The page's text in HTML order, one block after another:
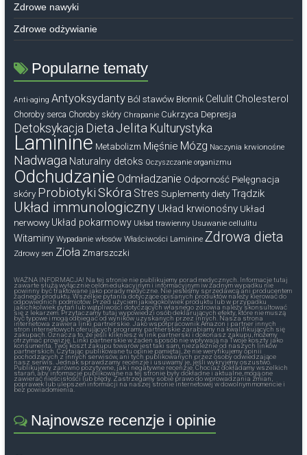
Zdrowe nawyki
Zdrowe odżywianie
Popularne tematy
Anti-aging Antyoksydanty Ból stawów Błonnik Cellulit Cholesterol
Choroby serca Choroby skóry Chrapanie Cukrzyca Depresja
Detoksykacja Dieta Jelita Kulturystyka
Laminine Metabolizm Mięśnie Mózg Naczynia krwionośne
Nadwaga Naturalny detoks Oczyszczanie organizmu
Odchudzanie Odmładzanie Odporność Pielęgnacja
skóry Probiotyki Skóra Stres Suplementy diety Trądzik
Układ immunologiczny Układ krwionośny Układ
nerwowy Układ pokarmowy Układ trawienny Usuwanie cellulitu
Witaminy Wypadanie włosów Właściwości Laminine Zdrowa dieta
Zdrowy sen Zioła Zmarszczki
WAŻNA INFORMACJA! Na tej stronie nie publikujemy porad medycznych. Informacje tutaj
zawarte służą wyłącznie celom edukacyjnym i informacyjnym iw żadnym wypadku nie
powinny być traktowane jako porady medyczne. Nie jesteśmy sprzedawcą ani producentem
żadnego produktu. Wszelkie pytania dotyczące opisanych produktów należy kierować do
odpowiednich podmiotów. Przed użyciem jakiegokolwiek produktu lub w przypadku
jakichkolwiek pytań lub wątpliwości dotyczących własnego zdrowia należy skonsultować
się z lekarzem. Przytaczamy tutaj wypowiedzi osób deklarujących efekty, które nie muszą
być typowe i mogą odbiegać od wyników uzyskanych przez innych. Nasza strona
internetowa zawiera linki partnerskie. Jako współpracownik Amazon i partner innych
stron internetowych oferujących programy partnerskie zarabiamy na kwalifikujących się
zakupach. Oznacza to, że jeśli klikniesz w link partnerski i dokonasz zakupu, możemy
otrzymać prowizję. Linki partnerskie w żaden sposób nie wpływają na Twoje koszty jako
konsumenta. Twój koszt zakupu towarów jest taki sam, niezależnie od naszych linków
partnerskich. Czytając publikowane tu opinie pamiętaj, że nie weryfikujemy opinii
pochodzących z innych serwisów, ani tych publikowanych przez osoby odwiedzające
nasz serwis. Jednak sprawdzamy recenzje i usuwamy je, jeśli wykryjemy oszustwo.
Publikujemy zarówno pozytywne, jak i negatywne recenzje. Chociaż dokładamy wszelkich
starań, aby informacje publikowane na tej stronie były dokładne i aktualne, mogą one
zawierać nieścisłości lub błędy. Zastrzegamy sobie prawo do wprowadzania zmian,
poprawek lub ulepszeń informacji na naszej stronie internetowej w dowolnym momencie i
bez powiadomienia.
Najnowsze recenzje i opinie